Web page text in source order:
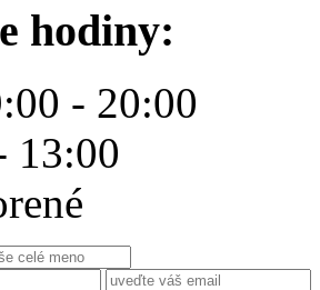
hodiny:
- 20:00
13:00